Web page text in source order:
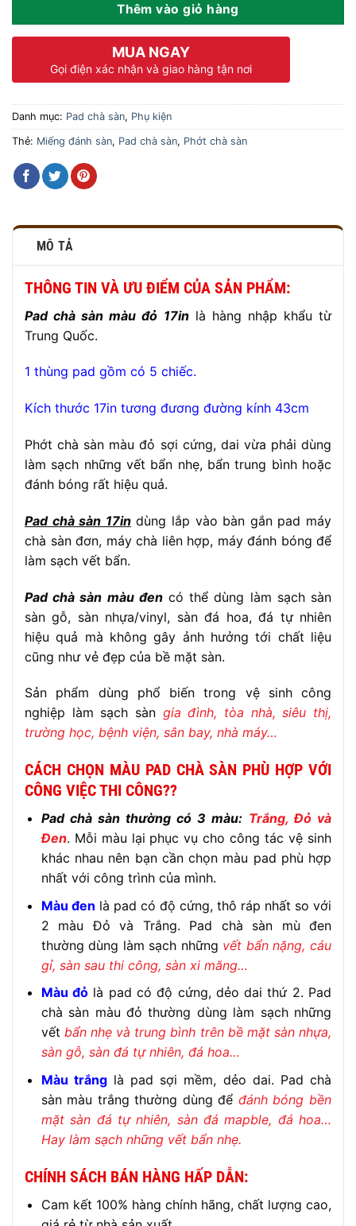
Thêm vào giỏ hàng
MUA NGAY
Gọi điện xác nhận và giao hàng tận nơi
Danh mục: Pad chà sàn, Phụ kiện
Thẻ: Miếng đánh sàn, Pad chà sàn, Phớt chà sàn
MÔ TẢ
THÔNG TIN VÀ ƯU ĐIỂM CỦA SẢN PHẨM:
Pad chà sàn màu đỏ 17inlà hàng nhập khẩu từ
Trung Quốc.
1 thùng pad gồm có 5 chiếc.
Kích thước 17in tương đương đường kính 43cm
Phớt chà sàn màu đỏ sợi cứng, dai vừa phải dùng
làm sạch những vết bẩn nhẹ, bẩn trung bình hoặc
đánh bóng rất hiệu quả.
Pad chà sàn 17indùng lắp vào bàn gắn pad máy
chà sàn đơn, máy chà liên hợp, máy đánh bóng để
làm sạch vết bẩn.
Pad chà sàn màu đencó thể dùng làm sạch sàn
sàn gỗ, sàn nhựa/vinyl, sàn đá hoa, đá tự nhiên
hiệu quả mà không gây ảnh hưởng tới chất liệu
cũng như vẻ đẹp của bề mặt sàn.
Sản phẩm dùng phổ biến trong vệ sinh công
nghiệp làm sạch sàn gia đình, tòa nhà, siêu thị,
trường học, bệnh viện, sân bay, nhà máy…
CÁCH CHỌN MÀU PAD CHÀ SÀN PHÙ HỢP VỚI
CÔNG VIỆC THI CÔNG??
Pad chà sàn thường có 3 màu: Trắng, Đỏ và
Đen. Mỗi màu lại phục vụ cho công tác vệ sinh
khác nhau nên bạn cần chọn màu pad phù hợp
nhất với công trình của mình.
Màu đen là pad có độ cứng, thô ráp nhất so với
2 màu Đỏ và Trắng. Pad chà sàn mù đen
thường dùng làm sạch những vết bẩn nặng, cáu
gỉ, sàn sau thi công, sàn xi măng…
Màu đỏ là pad có độ cứng, dẻo dai thứ 2. Pad
chà sàn màu đỏ thường dùng làm sạch những
vết bẩn nhẹ và trung bình trên bề mặt sàn nhựa,
sàn gỗ, sàn đá tự nhiên, đá hoa…
Màu trắnglà pad sợi mềm, dẻo dai. Pad chà
sàn màu trắng thường dùng để đánh bóng bền
mặt sàn đá tự nhiên, sàn đá mapble, đá hoa…
Hay làm sạch những vết bẩn nhẹ.
CHÍNH SÁCH BÁN HÀNG HẤP DẪN:
Cam kết 100% hàng chính hãng, chất lượng cao,